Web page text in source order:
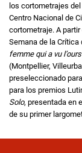
los cortometrajes
Centro Nacional de
cortometraje. A
Semana de la Crítica
femme qui a vu l’ours
(Montpellier,
preseleccionado
para los premios
Solo, presentada en
de su primer